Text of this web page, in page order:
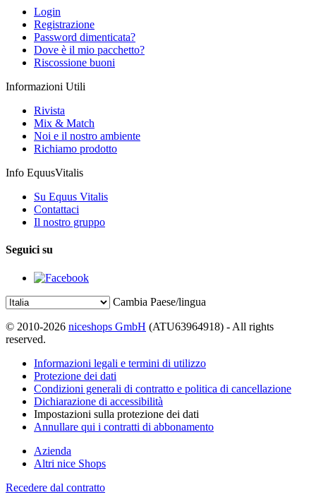
Login
Registrazione
Password dimenticata?
Dove è il mio pacchetto?
Riscossione buoni
Informazioni Utili
Rivista
Mix & Match
Noi e il nostro ambiente
Richiamo prodotto
Info EquusVitalis
Su Equus Vitalis
Contattaci
Il nostro gruppo
Seguici su
Cambia Paese/lingua
© 2010-2026 niceshops GmbH (ATU63964918) - All rights
reserved.
Informazioni legali e termini di utilizzo
Protezione dei dati
Condizioni generali di contratto e politica di cancellazione
Dichiarazione di accessibilità
Impostazioni sulla protezione dei dati
Annullare qui i contratti di abbonamento
Azienda
Altri nice Shops
Recedere dal contratto